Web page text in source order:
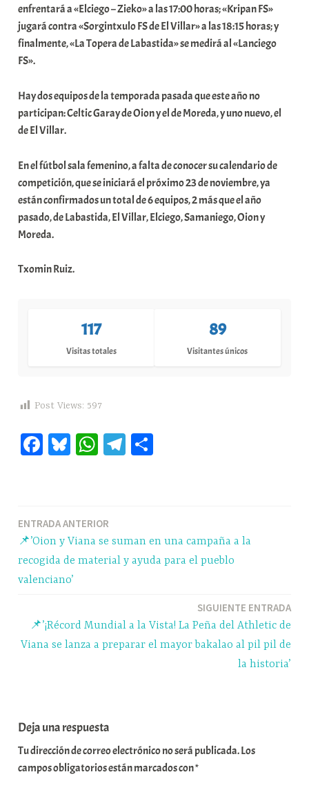
enfrentará a «Elciego – Zieko» a las 17:00 horas; «Kripan FS»
jugará contra «Sorgintxulo FS de El Villar» a las 18:15 horas; y
finalmente, «La Topera de Labastida» se medirá al «Lanciego
FS».
Hay dos equipos de la temporada pasada que este año no
participan: Celtic Garay de Oion y el de Moreda, y uno nuevo, el
de El Villar.
En el fútbol sala femenino, a falta de conocer su calendario de
competición, que se iniciará el próximo 23 de noviembre, ya
están confirmados un total de 6 equipos, 2 más que el año
pasado, de Labastida, El Villar, Elciego, Samaniego, Oion y
Moreda.
Txomin Ruiz.
117
Visitas totales
89
Visitantes únicos
Post Views: 597
Fa Bl W
pp
Te
m rti
r
Navegación
entradas
ENTRADA ANTERIOR
📌’Oion y Viana se suman en una campaña a la
recogida de material y ayuda para el pueblo
valenciano’
SIGUIENTE ENTRADA
📌’¡Récord Mundial a la Vista! La Peña del Athletic de
Viana se lanza a preparar el mayor bakalao al pil pil de
la historia’
Deja una respuesta
Tu dirección de correo electrónico no será publicada.Los
campos obligatorios están marcados con*